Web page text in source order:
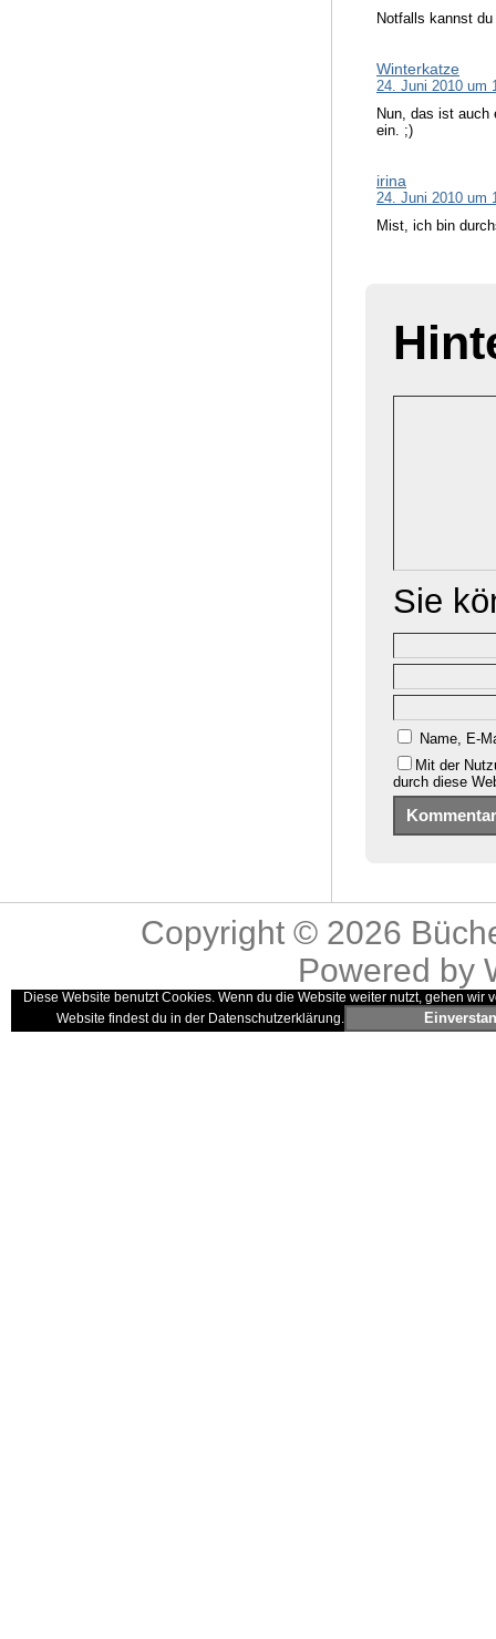
Notfalls kannst
Winterkatze
24. Juni 2010 um
Nun, das ist auch
ein. ;)
irina
24. Juni 2010 um
Mist, ich bin
Sie
Name, E-
Mit der
durch diese
Copyright © 2026
Powered by
Diese Website benutzt Cookies. Wenn du die Website weiter nutzt, gehen
Website findest du in der Datenschutzerklärung.